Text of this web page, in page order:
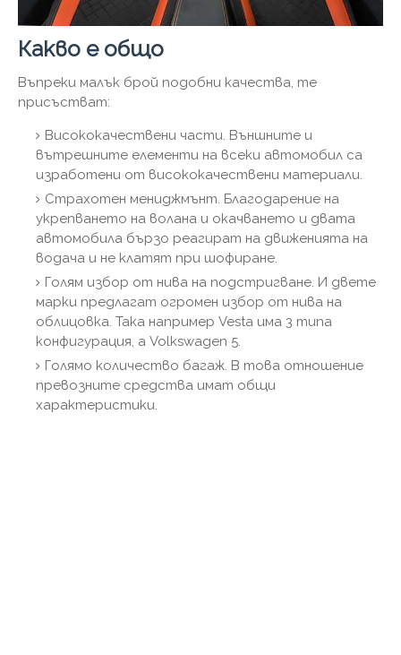
Какво е общо
Въпреки малък брой подобни качества, те
присъстват:
Висококачествени части. Външните и
вътрешните елементи на всеки автомобил са
изработени от висококачествени материали.
Страхотен мениджмънт. Благодарение на
укрепването на волана и окачването и двата
автомобила бързо реагират на движенията на
водача и не клатят при шофиране.
Голям избор от нива на подстригване. И двете
марки предлагат огромен избор от нива на
облицовка. Така например Vesta има 3 типа
конфигурация, а Volkswagen 5.
Голямо количество багаж. В това отношение
превозните средства имат общи
характеристики.